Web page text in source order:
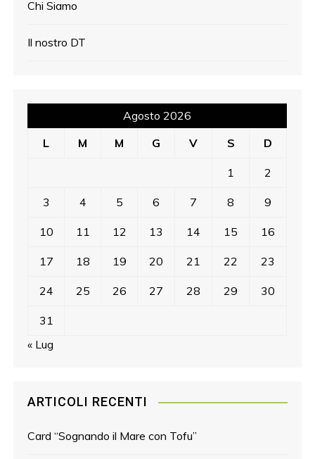
Chi Siamo
Il nostro DT
Agosto 2026
L
M M G V S D
1 2
3 4 5 6 7 8 9
10 11 12 13 14 15 16
17 18 19 20 21 22 23
24 25 26 27 28 29 30
31
« Lug
ARTICOLI RECENTI
Card “Sognando il Mare con Tofu”